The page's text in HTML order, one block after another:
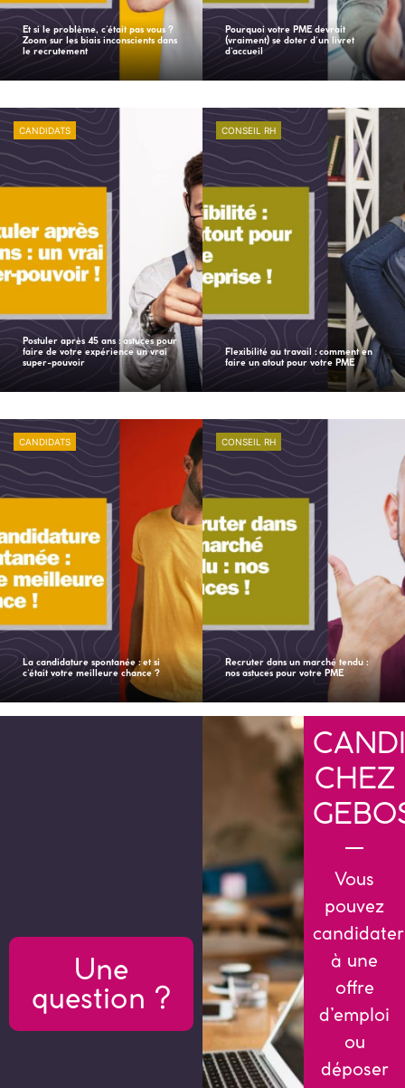
Et si le problème, c’était pas vous ?
Zoom sur les biais inconscients dans
le recrutement
Postuler après 45 ans : astuces pour
faire de votre expérience un vrai
super-pouvoir
CANDIDATS
La candidature spontanée : et si
c’était votre meilleure chance ?
CANDIDATS
Pourquoi votre PME devrait
(vraiment) se doter d’un livret
d’accueil
Flexibilité au travail : comment en
faire un atout pour votre PME
CONSEIL RH
Recruter dans un marché tendu :
nos astuces pour votre PME
CONSEIL RH
CHEZ
Vous
pouvez
candidater
à une
offre
d’emploi
ou
déposer
Une
question ?